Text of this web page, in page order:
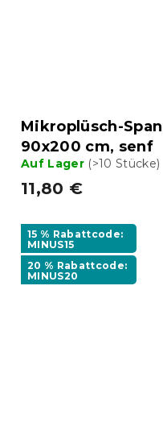
Mikroplüsch-
90x200 cm, senf
Auf Lager (>10 Stücke)
11,80 €
15 % Rabattcode:
MINUS15
20 % Rabattcode:
MINUS20